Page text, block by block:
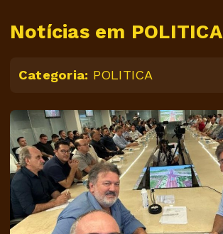
Notícias em POLITICA
Categoria: POLITICA